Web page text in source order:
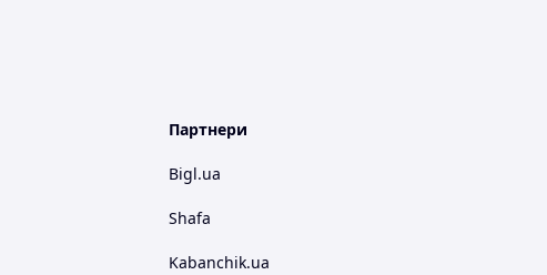
Партнери
Bigl.ua
Shafa
Kabanchik.ua